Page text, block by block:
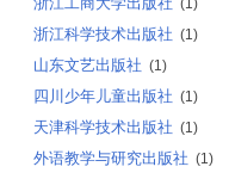
(1)
浙江科学技术出版社 (1)
山东文艺出版社 (1)
四川少年儿童出版社 (1)
天津科学技术出版社 (1)
外语教学与研究出版社 (1)